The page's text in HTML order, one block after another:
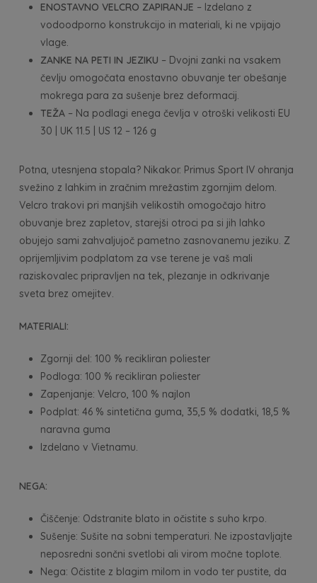
ENOSTAVNO VELCRO ZAPIRANJE – Izdelano z
vodoodporno konstrukcijo in materiali, ki ne vpijajo
vlage.
ZANKE NA PETI IN JEZIKU – Dvojni zanki na vsakem
čevlju omogočata enostavno obuvanje ter obešanje
mokrega para za sušenje brez deformacij.
TEŽA– Na podlagi enega čevlja v otroški velikosti EU
30 | UK 11.5 | US 12 – 126 g
Potna, utesnjena stopala? Nikakor. Primus Sport IV ohranja
svežino z lahkim in zračnim mrežastim zgornjim delom.
Velcro trakovi pri manjših velikostih omogočajo hitro
obuvanje brez zapletov, starejši otroci pa si jih lahko
obujejo sami zahvaljujoč pametno zasnovanemu jeziku. Z
oprijemljivim podplatom za vse terene je vaš mali
raziskovalec pripravljen na tek, plezanje in odkrivanje
sveta brez omejitev.
MATERIALI:
Zgornji del: 100 % recikliran poliester
Podloga: 100 % recikliran poliester
Zapenjanje: Velcro, 100 % najlon
Podplat: 46 % sintetična guma, 35,5 % dodatki, 18,5 %
naravna guma
Izdelano v Vietnamu.
NEGA:
Čiščenje: Odstranite blato in očistite s suho krpo.
Sušenje: Sušite na sobni temperaturi. Ne izpostavljajte
neposredni sončni svetlobi ali virom močne toplote.
Nega: Očistite z blagim milom in vodo ter pustite, da